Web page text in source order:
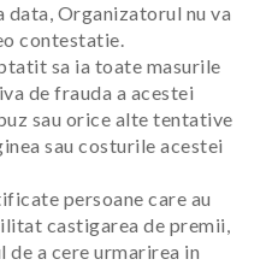
data, Organizatorul nu va
contestatie.
sa ia toate masurile
de frauda a acestei
sau orice alte tentative
sau costurile acestei
persoane care au
castigarea de premii,
a cere urmarirea in